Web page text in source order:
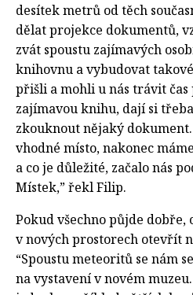
desítek metrů od těch
dělat projekce dokumentů,
zvát spoustu zajímavých
knihovnu a vybudovat
přišli a mohli u nás trávit
zajímavou knihu, dají si
zkouknout nějaký
vhodné místo, nakonec
a co je důležité, začalo nás
Místek,” řekl Filip.
Pokud všechno půjde dobře,
v nových prostorech otevřít
“Spoustu meteoritů se nám
na vystavení v novém